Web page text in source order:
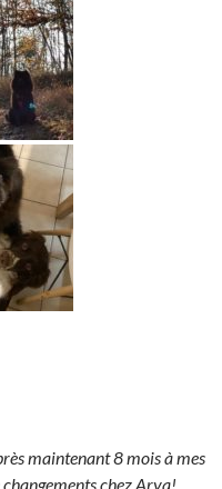
maintenant 8 mois à mes
chez Arya!